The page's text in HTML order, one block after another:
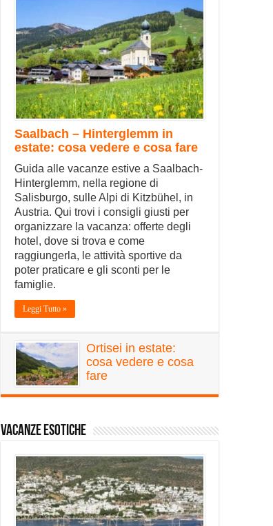
Saalbach – Hinterglemm in
estate: cosa vedere e cosa fare
Guida alle vacanze estive a Saalbach-
Hinterglemm, nella regione di
Salisburgo, sulle Alpi di Kitzbühel, in
Austria. Qui trovi i consigli giusti per
organizzare la vacanza: offerte degli
hotel, dove si trova e come
raggiungerla, le attività sportive da
poter praticare e gli sconti per le
famiglie.
Leggi Tutto »
Ortisei in estate:
cosa vedere e cosa
fare
Vacanze Esotiche